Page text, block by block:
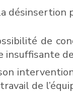
désinsertion
de
insuffisante
de